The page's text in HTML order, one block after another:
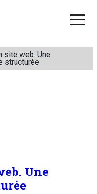
site web. Une
structurée
Une